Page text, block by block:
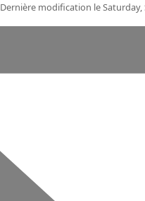
Dernière modification le